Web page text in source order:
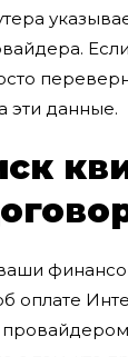
эти данные.
оплате